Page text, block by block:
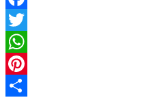
Facebook
Twitter
WhatsApp
Pinterest